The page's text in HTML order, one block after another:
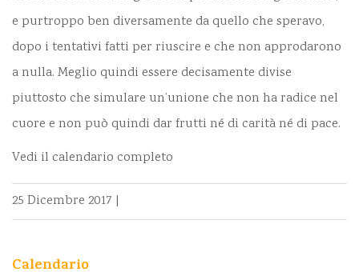
e purtroppo ben diversamente da quello che speravo,
dopo i tentativi fatti per riuscire e che non approdarono
a nulla. Meglio quindi essere decisamente divise
piuttosto che simulare un’unione che non ha radice nel
cuore e non può quindi dar frutti né di carità né di pace.
Vedi il calendario completo
25 Dicembre 2017 |
Calendario